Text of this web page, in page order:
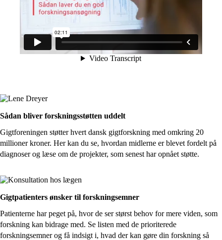
Sådan bliver forskningsstøtten uddelt
Gigtforeningen støtter hvert dansk gigtforskning med omkring 20
millioner kroner. Her kan du se, hvordan midlerne er blevet fordelt på
diagnoser og læse om de projekter, som senest har opnået støtte.
Gigtpatienters ønsker til forskningsemner
Patienterne har peget på, hvor de ser størst behov for mere viden, som
forskning kan bidrage med. Se listen med de prioriterede
forskningsemner og få indsigt i, hvad der kan gøre din forskning så